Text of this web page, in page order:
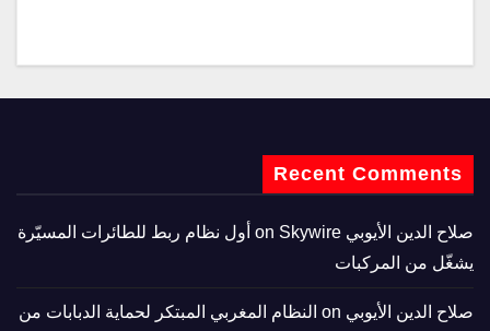
Recent Comments
صلاح الدين الأيوبي
Skywire أول نظام ربط للطائرات المسيّرة
يشغّل من المركبات
صلاح الدين الأيوبي
النظام المغربي المبتكر لحماية الدبابات من